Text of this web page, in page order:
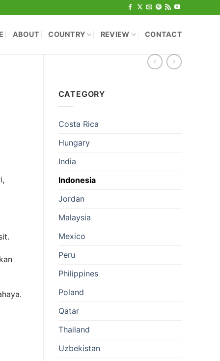
ABOUT COUNTRY REVIEW CONTACT
CATEGORY
Costa Rica
Hungary
India
Indonesia
Jordan
Malaysia
Mexico
Peru
Philippines
Poland
Qatar
Thailand
Uzbekistan